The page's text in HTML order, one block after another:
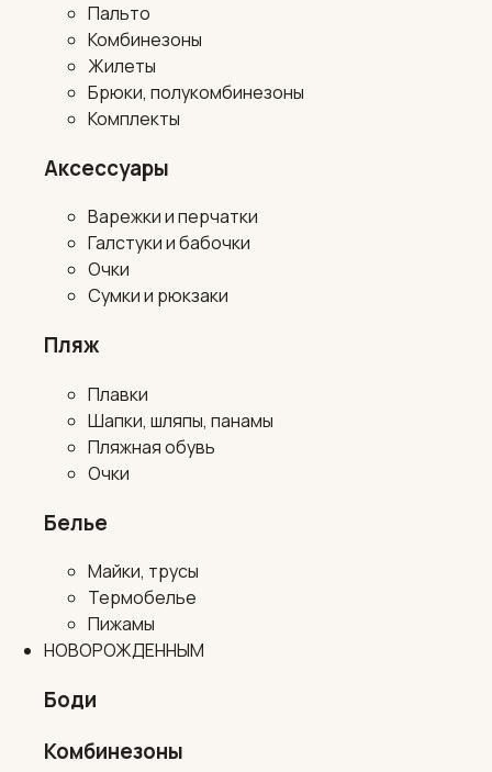
Пальто
Комбинезоны
Жилеты
Брюки, полукомбинезоны
Комплекты
Аксессуары
Варежки и перчатки
Галстуки и бабочки
Очки
Сумки и рюкзаки
Пляж
Плавки
Шапки, шляпы, панамы
Пляжная обувь
Очки
Белье
Майки, трусы
Термобелье
Пижамы
НОВОРОЖДЕННЫМ
Боди
Комбинезоны